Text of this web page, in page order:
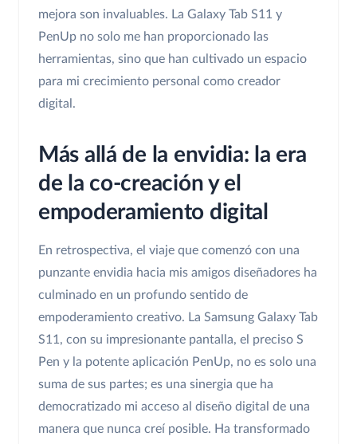
mejora son invaluables. La Galaxy Tab S11 y
PenUp no solo me han proporcionado las
herramientas, sino que han cultivado un espacio
para mi crecimiento personal como creador
digital.
Más allá de la envidia: la era
de la co-creación y el
empoderamiento digital
En retrospectiva, el viaje que comenzó con una
punzante envidia hacia mis amigos diseñadores ha
culminado en un profundo sentido de
empoderamiento creativo. La Samsung Galaxy Tab
S11, con su impresionante pantalla, el preciso S
Pen y la potente aplicación PenUp, no es solo una
suma de sus partes; es una sinergia que ha
democratizado mi acceso al diseño digital de una
manera que nunca creí posible. Ha transformado